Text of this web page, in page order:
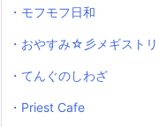
・モフモフ日和
・おやすみ☆彡メギストリ
・てんぐのしわざ
・Priest Cafe